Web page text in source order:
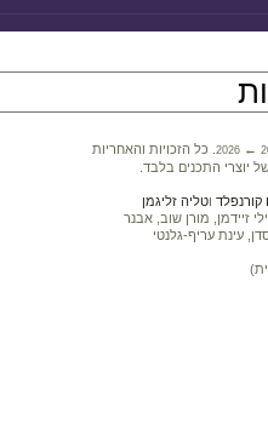
2026 ←
. כל הזכויות והאחריות
יוצרי התכנים בלבד.
וטליה זליגמן
זיידמן, מורן שוב, אבנר
עינת עריף-גלנטי